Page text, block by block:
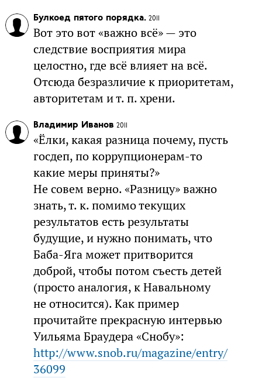
Булкоед пятого порядка. 2011
Вот это вот «важно всё» — это
следствие восприятия мира
целостно, где всё влияет на всё.
Отсюда безразличие к приоритетам,
авторитетам и т. п. хрени.
Владимир Иванов 2011
«Ёлки, какая разница почему, пусть
госдеп, по коррупционерам-то
какие меры приняты?»
Не совем верно. «Разницу» важно
знать, т. к. помимо текущих
результатов есть результаты
будущие, и нужно понимать, что
Баба-Яга может притворится
доброй, чтобы потом съесть детей
(просто аналогия, к Навальному
не относится). Как пример
прочитайте прекрасную интервью
Уильяма Браудера «Снобу»:
http://www.snob.ru/magazine/entry/
36099